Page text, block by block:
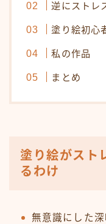
逆にストレ
塗り絵初心
私の作品
まとめ
塗り絵がスト
るわけ
無意識にした